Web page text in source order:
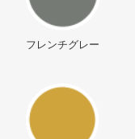
フレンチグレー